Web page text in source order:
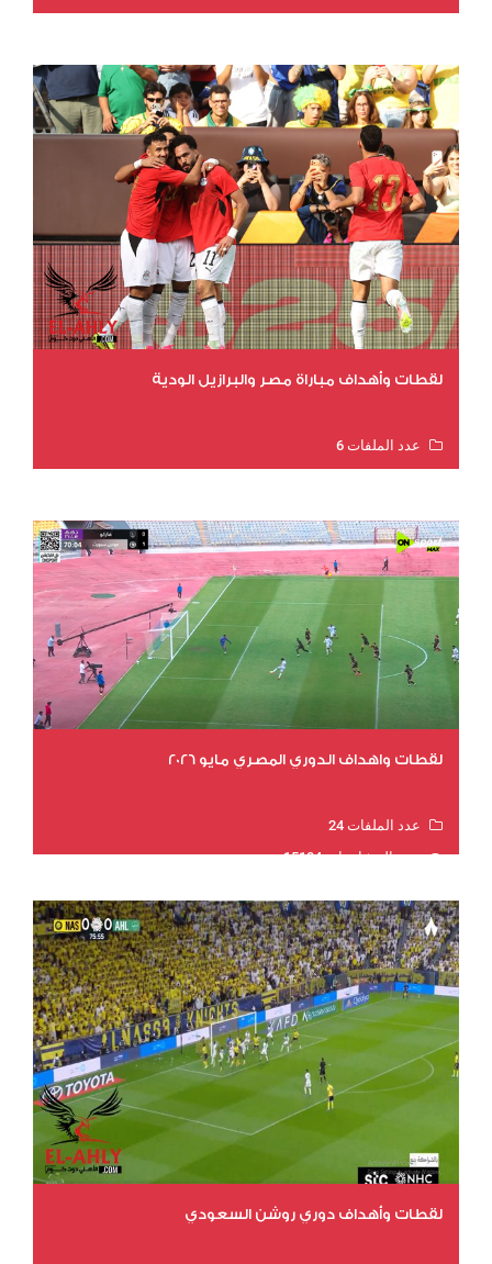
لقطات وأهداف مباراة مصر والبرازيل الودية
عدد الملفات 6
لقطات واهداف الدوري المصري مايو 2026
عدد الملفات 24
عدد المشاهدات 15184
لقطات وأهداف دوري روشن السعودي